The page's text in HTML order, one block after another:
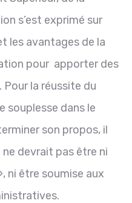
s’est exprimé sur
les avantages de la
pour apporter des
la réussite du
souplesse dans le
son propos, il
devrait pas être ni
ni être soumise aux